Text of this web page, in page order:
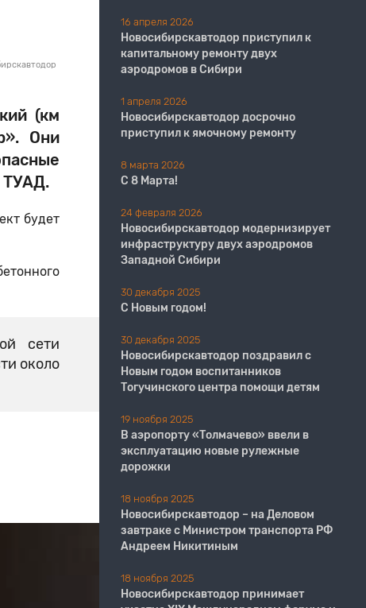
(км
Они
ТУАД.
будет
сети
около
16 апреля 2026
Новосибирскавтодор приступил к
капитальному ремонту двух
аэродромов в Сибири
1 апреля 2026
Новосибирскавтодор досрочно
приступил к ямочному ремонту
8 марта 2026
С 8 Марта!
24 февраля 2026
Новосибирскавтодор модернизирует
инфраструктуру двух аэродромов
Западной Сибири
30 декабря 2025
С Новым годом!
30 декабря 2025
Новосибирскавтодор поздравил с
Новым годом воспитанников
Тогучинского центра помощи детям
19 ноября 2025
В аэропорту «Толмачево» ввели в
эксплуатацию новые рулежные
дорожки
18 ноября 2025
Новосибирскавтодор – на Деловом
завтраке с Министром транспорта РФ
Андреем Никитиным
18 ноября 2025
Новосибирскавтодор принимает